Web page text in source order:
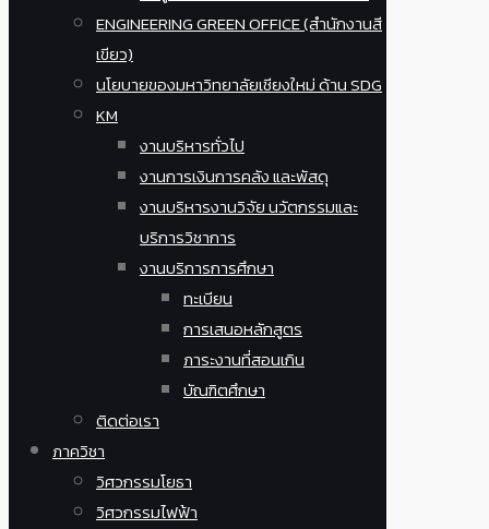
ENGINEERING GREEN OFFICE (สำนักงานสี
เขียว)
นโยบายของมหาวิทยาลัยเชียงใหม่ ด้าน SDG
KM
งานบริหารทั่วไป
งานการเงินการคลัง และพัสดุ
งานบริหารงานวิจัย นวัตกรรมและ
บริการวิชาการ
งานบริการการศึกษา
ทะเบียน
การเสนอหลักสูตร
ภาระงานที่สอนเกิน
บัณฑิตศึกษา
ติดต่อเรา
ภาควิชา
วิศวกรรมโยธา
วิศวกรรมไฟฟ้า